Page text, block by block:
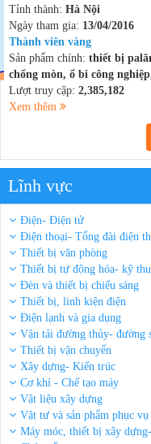
Tỉnh thành: Hà Nội
Ngày tham gia: 13/04/2016
Thành viên vàng
Sản phẩm chính: thiết bị
chống mòn, ổ bi công
Lượt truy cập: 2,385,182
Xem thêm
Lĩnh vực
Điện- Điện tử
Điện thoại- Tổng đài điện
Thiết bị văn phòng
Thiết bị tự động hóa- kỹ
Đèn và thiết bị chiếu sáng
Thiết bị, linh kiện điện
Điện lạnh và gia dụng
Vận tải đường thủy- đường
Thiết bị vận chuyển
Xây dựng- Kiến trúc
Cơ khí - Chế tạo máy
Vật liệu xây dựng
Vật tư và sản phẩm phục
Máy móc, thiết bị xây